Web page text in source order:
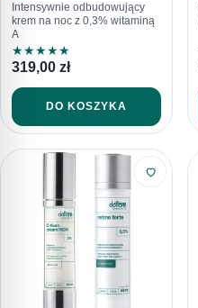
Intensywnie odbudowujący
krem na noc z 0,3% witaminą
A
★★★★★
319,00 zł
DO KOSZYKA